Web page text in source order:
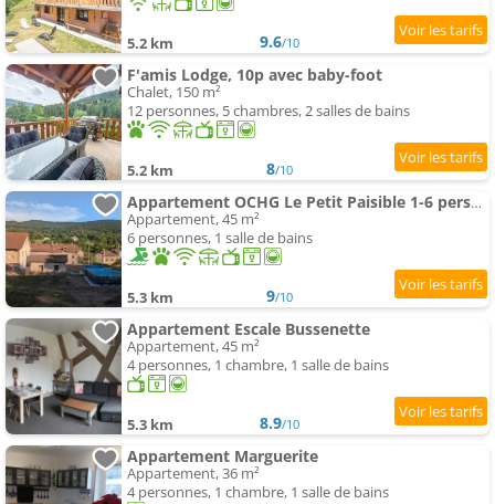
5.2 km 9.6/10
F'amis Lodge, 10p avec baby-foot
Chalet, 150 m²
12 personnes, 5 chambres, 2 salles de bains
5.2 km 8/10
Appartement OCHG Le Petit Paisible 1-6 personnes 3 étoiles
Appartement, 45 m²
6 personnes, 1 salle de bains
5.3 km 9/10
Appartement Escale Bussenette
Appartement, 45 m²
4 personnes, 1 chambre, 1 salle de bains
5.3 km 8.9/10
Appartement Marguerite
Appartement, 36 m²
4 personnes, 1 chambre, 1 salle de bains